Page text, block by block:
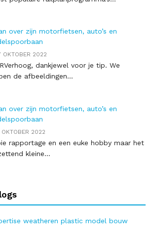
over zijn motorfietsen, auto’s en
OKTOBER 2022
dankjewel voor je tip. We
de afbeeldingen...
over zijn motorfietsen, auto’s en
OKTOBER 2022
rapportage en een euke hobby maar het
kleine...
weatheren plastic model bouw